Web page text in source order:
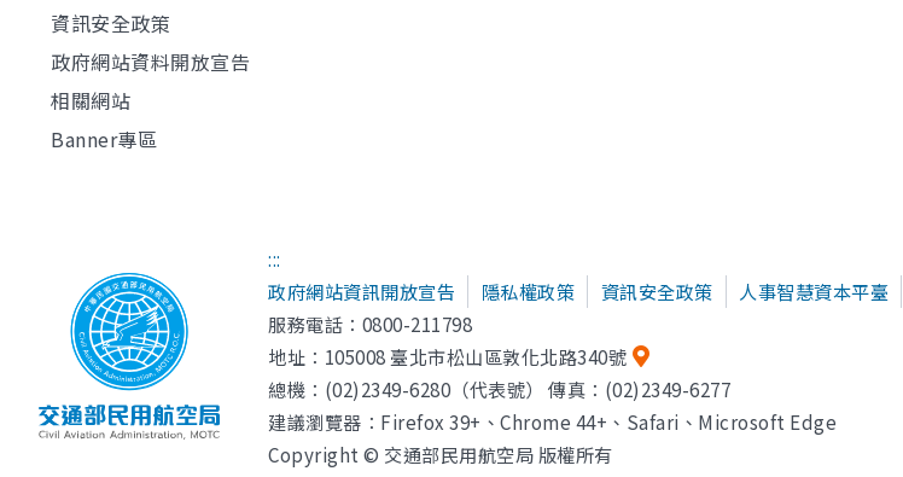
資訊安全政策
政府網站資料開放宣告
相關網站
Banner專區
:::
政府網站資訊開放宣告
隱私權政策 資訊安全政策 人事智慧資本平臺
服務電話：0800-211798
地址： 105008 臺北市松山區敦化北路340號
總機：(02)2349-6280（代表號） 傳真：(02)2349-6277
建議瀏覽器：Firefox 39+、Chrome 44+、Safari、Microsoft Edge
Copyright © 交通部民用航空局 版權所有